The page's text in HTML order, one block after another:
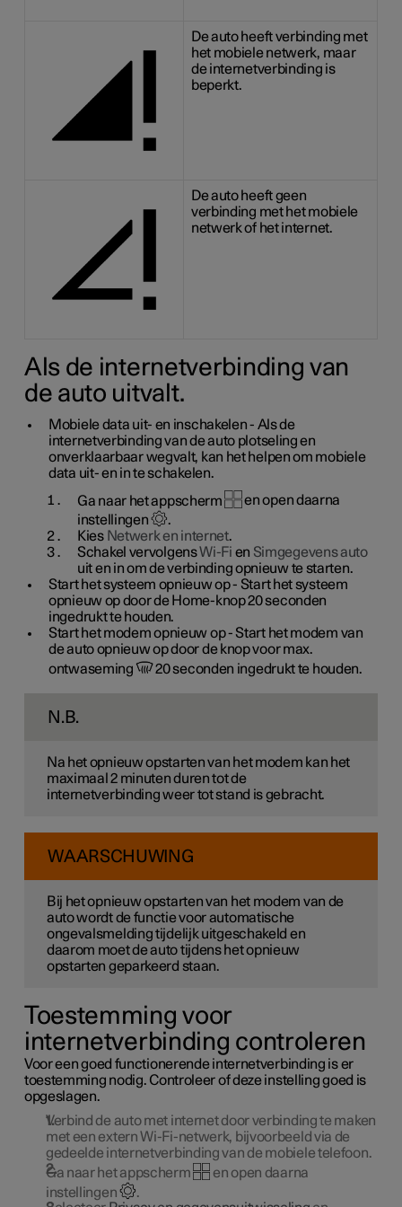
De auto heeft verbinding met
het mobiele netwerk, maar
de internetverbinding is
beperkt.
De auto heeft geen
verbinding met het mobiele
netwerk of het internet.
Als de internetverbinding van
de auto uitvalt.
Mobiele data uit- en inschakelen- Als de
internetverbinding van de auto plotseling en
onverklaarbaar wegvalt, kan het helpen om mobiele
data uit- en in te schakelen.
Ga naar het appscherm
en open daarna
instellingen
.
Kies Netwerk en internet.
Schakel vervolgensWi-Fi en Simgegevens auto
uit en in om de verbinding opnieuw te starten.
Start het systeem opnieuw op- Start het systeem
opnieuw op door de Home-knop 20 seconden
ingedrukt te houden.
Start het modem opnieuw op- Start het modem van
de auto opnieuw op door de knop voor max.
ontwaseming
20 seconden ingedrukt te houden.
N.B.
Na het opnieuw opstarten van het modem kan het
maximaal 2 minuten duren tot de
internetverbinding weer tot stand is gebracht.
WAARSCHUWING
Bij het opnieuw opstarten van het modem van de
auto wordt de functie voor automatische
ongevalsmelding tijdelijk uitgeschakeld en
daarom moet de auto tijdens het opnieuw
opstarten geparkeerd staan.
Toestemming voor
internetverbinding controleren
Voor een goed functionerende internetverbinding is er
toestemming nodig. Controleer of deze instelling goed is
opgeslagen.
Verbind de auto met internet door verbinding te maken
met een extern Wi-Fi-netwerk, bijvoorbeeld via de
gedeelde internetverbinding van de mobiele telefoon.
Ga naar het appscherm
en open daarna
instellingen
.